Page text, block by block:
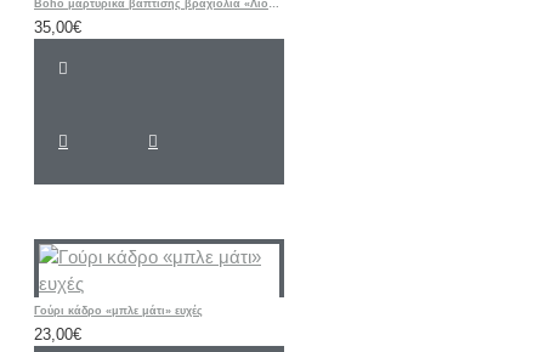
Boho μαρτυρικά βάπτισης βραχιόλια «Λιοντάρι / ΣΑΦΑΡΙ / Ζωάκια”
35,00€
Γούρι κάδρο «μπλε μάτι» ευχές
23,00€